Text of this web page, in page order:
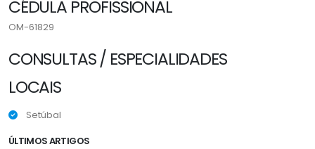
CÉDULA PROFISSIONAL
OM-61829
CONSULTAS / ESPECIALIDADES
LOCAIS
Setúbal
ÚLTIMOS ARTIGOS